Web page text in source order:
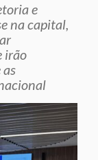
e
na capital,
irão